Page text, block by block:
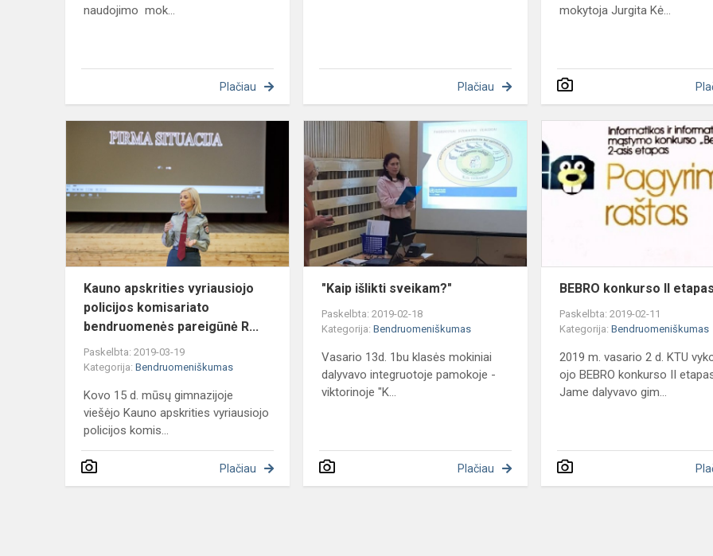
naudojimo mok...
Plačiau Plačiau
mokytoja Jurgita Kė...
apskrities
vyriausiojo
policijos
komisariato
bendruom...
Kauno apskrities vyriausiojo
policijos komisariato
bendruomenės pareigūnė R...
Paskelbta: 2019-03-19
Kategorija: Bendruomeniškumas
Kovo 15 d. mūsų gimnazijoje
viešėjo Kauno apskrities vyriausiojo
policijos komis...
Plačiau
išlikti
sveikam?"
"Kaip išlikti sveikam?"
Paskelbta: 2019-02-18
Kategorija:Bendruomeniškumas
Vasario 13d. 1bu klasės mokiniai
dalyvavo integruotoje pamokoje -
viktorinoje "K...
Plačiau
BEBRO konkurso II etapas
Paskelbta: 2019-02-11
Kategorija:Bendruomeniškumas
2019 m. vasario 2 d. KTU
ojo BEBRO konkurso II
Jame dalyvavo gim...